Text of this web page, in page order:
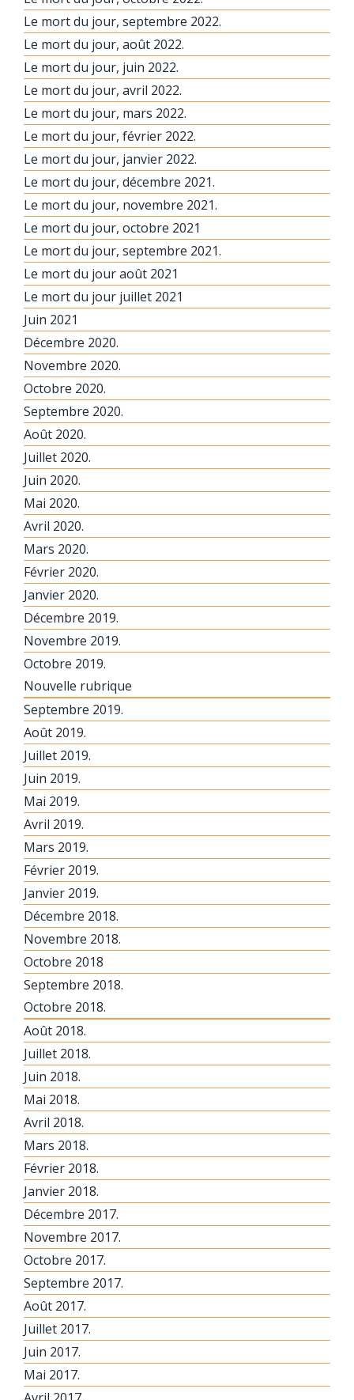
Le mort du jour, septembre 2022.
Le mort du jour, août 2022.
Le mort du jour, juin 2022.
Le mort du jour, avril 2022.
Le mort du jour, mars 2022.
Le mort du jour, février 2022.
Le mort du jour, janvier 2022.
Le mort du jour, décembre 2021.
Le mort du jour, novembre 2021.
Le mort du jour, octobre 2021
Le mort du jour, septembre 2021.
Le mort du jour août 2021
Le mort du jour juillet 2021
Juin 2021
Décembre 2020.
Novembre 2020.
Octobre 2020.
Septembre 2020.
Août 2020.
Juillet 2020.
Juin 2020.
Mai 2020.
Avril 2020.
Mars 2020.
Février 2020.
Janvier 2020.
Décembre 2019.
Novembre 2019.
Octobre 2019.
Nouvelle rubrique
Septembre 2019.
Août 2019.
Juillet 2019.
Juin 2019.
Mai 2019.
Avril 2019.
Mars 2019.
Février 2019.
Janvier 2019.
Décembre 2018.
Novembre 2018.
Octobre 2018
Septembre 2018.
Octobre 2018.
Août 2018.
Juillet 2018.
Juin 2018.
Mai 2018.
Avril 2018.
Mars 2018.
Février 2018.
Janvier 2018.
Décembre 2017.
Novembre 2017.
Octobre 2017.
Septembre 2017.
Août 2017.
Juillet 2017.
Juin 2017.
Mai 2017.